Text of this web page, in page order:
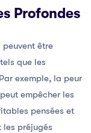
Profondes
peuvent être
que les
exemple, la peur
empêcher les
pensées et
les préjugés